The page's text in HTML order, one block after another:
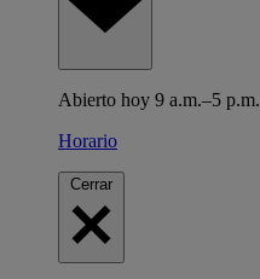
Abierto hoy 9 a.m.–5 p.m.
Horario
Cerrar